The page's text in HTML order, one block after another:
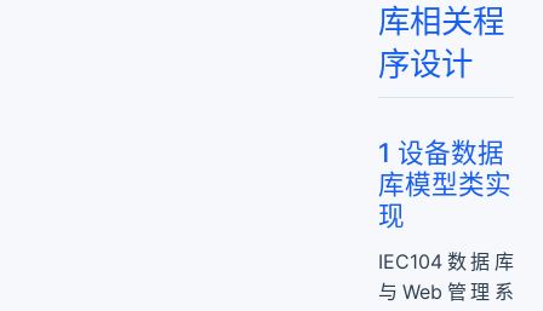
库相关程
序设计
1 设备数据
库模型类实
现
IEC104数据库
与Web管理系